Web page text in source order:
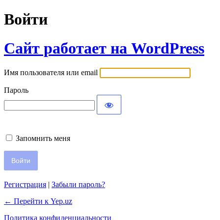
Войти
Сайт работает на WordPress
Имя пользователя или email
Пароль
Запомнить меня
Регистрация | Забыли пароль?
← Перейти к Yep.uz
Политика конфиденциальности